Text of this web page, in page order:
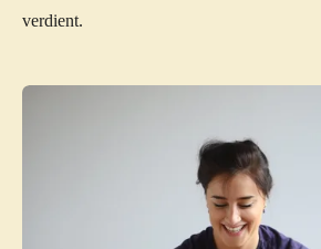
verdient.